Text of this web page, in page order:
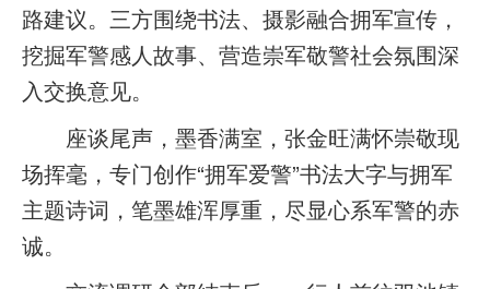
路建议。三方围绕书法、摄影融合拥军宣传，
挖掘军警感人故事、营造崇军敬警社会氛围深
入交换意见。
座谈尾声，墨香满室，张金旺满怀崇敬现
场挥毫，专门创作“拥军爱警”书法大字与拥军
主题诗词，笔墨雄浑厚重，尽显心系军警的赤
诚。